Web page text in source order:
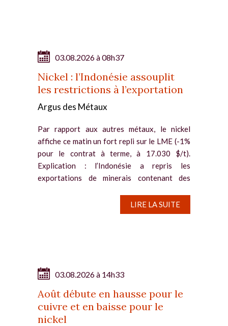
03.08.2026 à 08h37
Nickel : l’Indonésie assouplit
les restrictions à l’exportation
Argus des Métaux
Par rapport aux autres métaux, le nickel
affiche ce matin un fort repli sur le LME (-1%
pour le contrat à terme, à 17.030 $/t).
Explication : l’Indonésie a repris les
exportations de minerais contenant des
LIRE LA SUITE
03.08.2026 à 14h33
Août débute en hausse pour le
cuivre et en baisse pour le
nickel